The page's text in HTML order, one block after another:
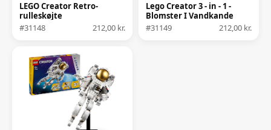
LEGO Creator Retro-
rulleskøjte
#31148
212,00 kr.
Lego Creator 3 - in - 1 -
Blomster I Vandkande
#31149
212,00 kr.